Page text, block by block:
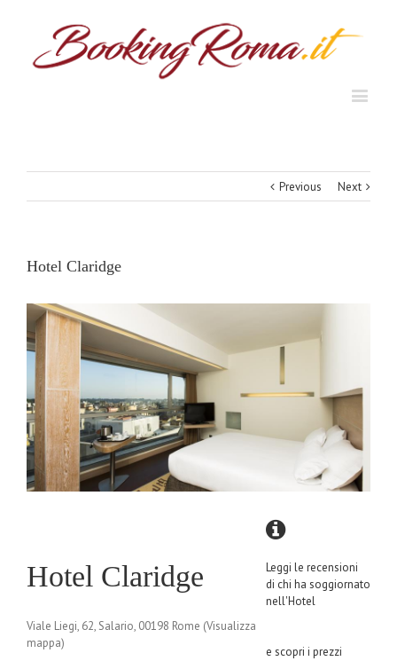
Previous Next
Hotel Claridge
View
Larger
Image
Leggi le recensioni
di chi ha soggiornato
nell'Hotel
e scopri i prezzi
Hotel Claridge
Viale Liegi, 62, Salario, 00198 Rome (Visualizza
mappa)